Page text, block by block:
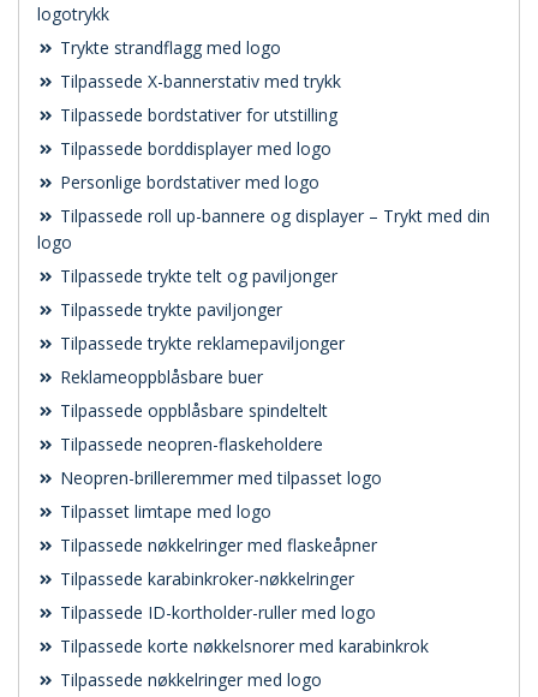
logotrykk
Trykte strandflagg med logo
Tilpassede X-bannerstativ med trykk
Tilpassede bordstativer for utstilling
Tilpassede borddisplayer med logo
Personlige bordstativer med logo
Tilpassede roll up-bannere og displayer – Trykt med din
logo
Tilpassede trykte telt og paviljonger
Tilpassede trykte paviljonger
Tilpassede trykte reklamepaviljonger
Reklameoppblåsbare buer
Tilpassede oppblåsbare spindeltelt
Tilpassede neopren-flaskeholdere
Neopren-brilleremmer med tilpasset logo
Tilpasset limtape med logo
Tilpassede nøkkelringer med flaskeåpner
Tilpassede karabinkroker-nøkkelringer
Tilpassede ID-kortholder-ruller med logo
Tilpassede korte nøkkelsnorer med karabinkrok
Tilpassede nøkkelringer med logo